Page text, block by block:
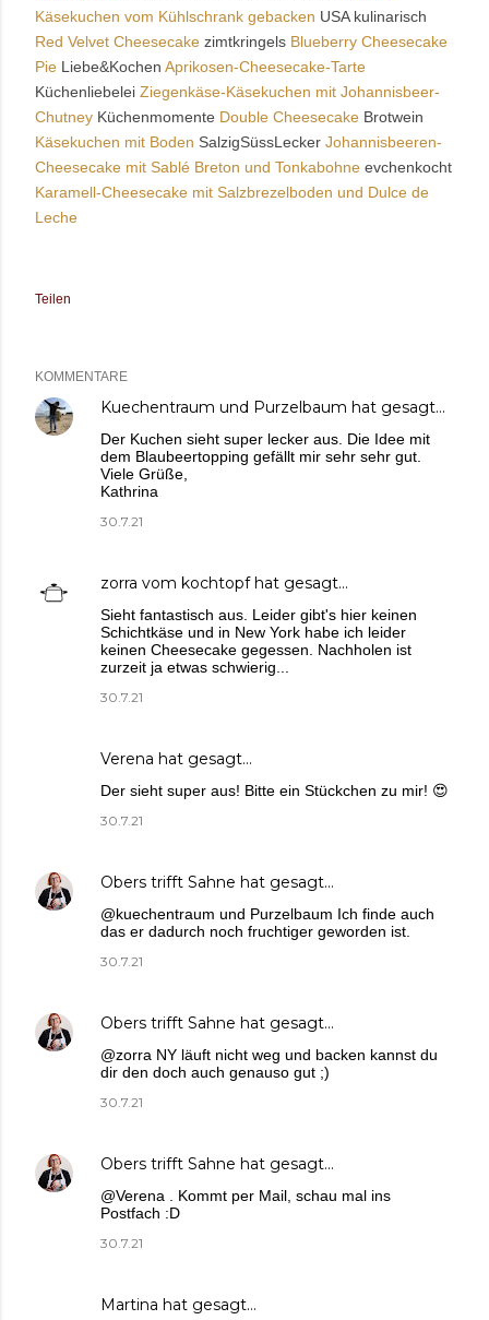
Käsekuchen vom Kühlschrank gebacken USA kulinarisch
Red Velvet Cheesecake zimtkringels Blueberry Cheesecake
Pie Liebe&Kochen Aprikosen-Cheesecake-Tarte
Küchenliebelei Ziegenkäse-Käsekuchen mit Johannisbeer-
Chutney Küchenmomente Double Cheesecake Brotwein
Käsekuchen mit Boden SalzigSüssLecker Johannisbeeren-
Cheesecake mit Sablé Breton und Tonkabohne evchenkocht
Karamell-Cheesecake mit Salzbrezelboden und Dulce de
Leche
Teilen
KOMMENTARE
Kuechentraum und Purzelbaum hat gesagt…
Der Kuchen sieht super lecker aus. Die Idee mit
dem Blaubeertopping gefällt mir sehr sehr gut.
Viele Grüße,
Kathrina
30.7.21
zorra vom kochtopfhat gesagt…
Sieht fantastisch aus. Leider gibt's hier keinen
Schichtkäse und in New York habe ich leider
keinen Cheesecake gegessen. Nachholen ist
zurzeit ja etwas schwierig...
30.7.21
Verena hat gesagt…
Der sieht super aus! Bitte ein Stückchen zu mir! 😍
30.7.21
Obers trifft Sahne hat gesagt…
@kuechentraum und Purzelbaum Ich finde auch
das er dadurch noch fruchtiger geworden ist.
30.7.21
Obers trifft Sahne hat gesagt…
@zorra NY läuft nicht weg und backen kannst du
dir den doch auch genauso gut ;)
30.7.21
Obers trifft Sahne hat gesagt…
@Verena . Kommt per Mail, schau mal ins
Postfach :D
30.7.21
Martina hat gesagt…